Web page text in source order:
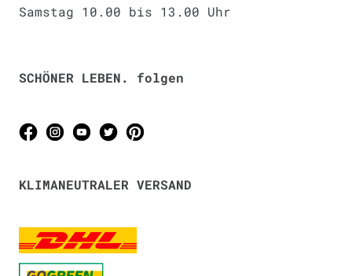
Samstag 10.00 bis 13.00 Uhr
SCHÖNER LEBEN. folgen
KLIMANEUTRALER VERSAND